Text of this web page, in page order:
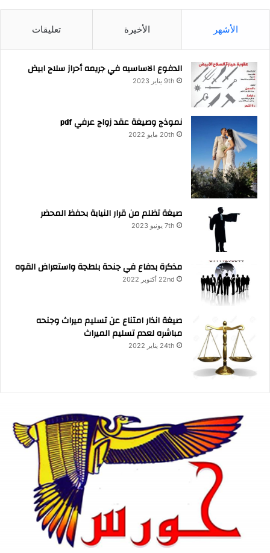
الأشهر الأخيرة تعليقات
الدفوع الاساسيه في جريمه أحراز سلاح ابيض
9th يناير 2023
نموذج وصيغة عقد زواج عرفي pdf
20th مايو 2022
صيغة تظلم من قرار النيابة بحفظ المحضر
7th يونيو 2023
مذكرة بدفاع في جنحة بلطجة واستعراض القوه
22nd أكتوبر 2022
صيغة انذار امتناع عن تسليم ميراث وجنحه
مباشره لعدم تسليم الميراث
24th يناير 2022